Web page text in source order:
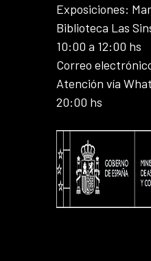
Exposiciones:
Biblioteca Las
10:00 a 12:00 hs
Correo
Atención vía
20:00 hs